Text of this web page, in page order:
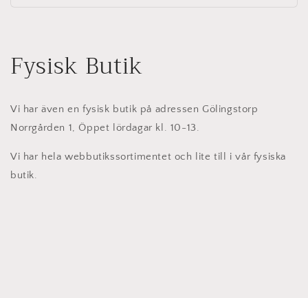
Fysisk Butik
Vi har även en fysisk butik på adressen Gölingstorp
Norrgården 1, Öppet lördagar kl. 10-13.
Vi har hela webbutikssortimentet och lite till i vår fysiska
butik.